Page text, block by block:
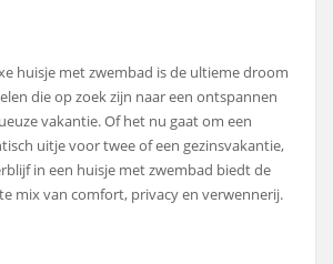
huisje met zwembad is de ultieme droom
die op zoek zijn naar een ontspannen
vakantie. Of het nu gaat om een
uitje voor twee of een gezinsvakantie,
in een huisje met zwembad biedt de
mix van comfort, privacy en verwennerij.